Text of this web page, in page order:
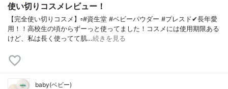
使い切りコスメレビュー！
【完全使い切りコスメ】▫️#資生堂 #ベビーパウダー #プレスド✔長年愛
用！！高校生の頃からずーっと使ってました！コスメには使用期限ある
けど、私は長く使ってて肌…続きを見る
baby(ベビー)